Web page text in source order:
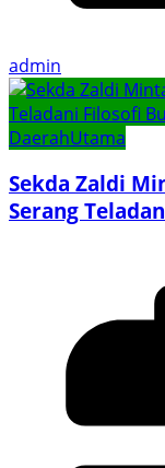
admin
DaerahUtama
Sekda Zaldi
Serang